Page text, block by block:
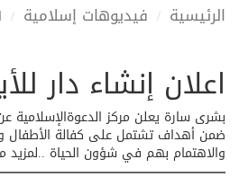
الرئيسية فيديوهات إسلامية
اعلان إنشاء دار
بشرى سارة يعلن مركز الدعوةالإسلامية
ضمن أهداف تشتمل على كفالة الأطفال
والاهتمام بهم في شؤون الحياة ..لمزيد